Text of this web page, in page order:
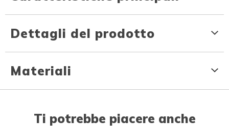
Dettagli del prodotto
Materiali
Ti potrebbe piacere anche